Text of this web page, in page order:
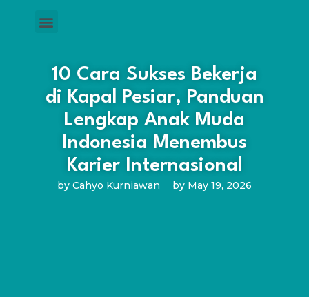
10 Cara Sukses Bekerja
di Kapal Pesiar, Panduan
Lengkap Anak Muda
Indonesia Menembus
Karier Internasional
by Cahyo Kurniawan by May 19, 2026